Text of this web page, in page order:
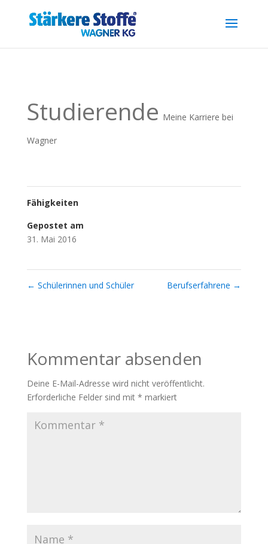
Studierende Meine Karriere bei
Wagner
Fähigkeiten
Gepostet am
31. Mai 2016
← Schülerinnen und Schüler Berufserfahrene →
Kommentar absenden
Deine E-Mail-Adresse wird nicht veröffentlicht.
Erforderliche Felder sind mit * markiert